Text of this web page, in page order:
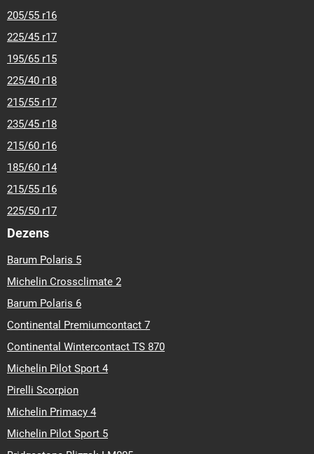
205/55 r16
225/45 r17
195/65 r15
225/40 r18
215/55 r17
235/45 r18
215/60 r16
185/60 r14
215/55 r16
225/50 r17
Dezens
Barum Polaris 5
Michelin Crossclimate 2
Barum Polaris 6
Continental Premiumcontact 7
Continental Wintercontact TS 870
Michelin Pilot Sport 4
Pirelli Scorpion
Michelin Primacy 4
Michelin Pilot Sport 5